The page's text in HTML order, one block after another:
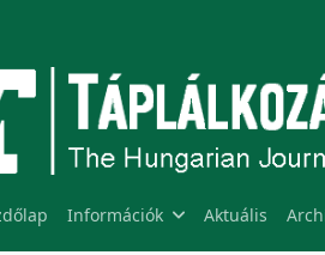
Információk Aktuális